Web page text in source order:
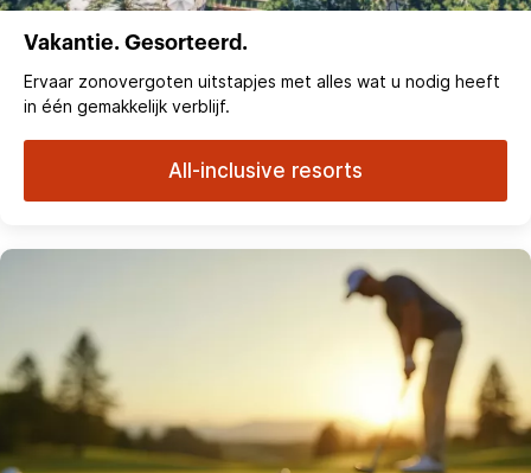
Vakantie. Gesorteerd.
Ervaar zonovergoten uitstapjes met alles wat u nodig heeft
in één gemakkelijk verblijf.
All-inclusive resorts